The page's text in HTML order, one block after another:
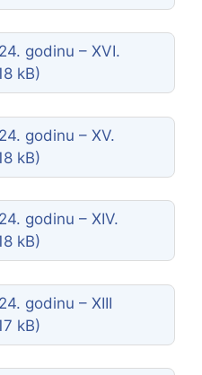
godinu – XVI.
godinu – XV.
godinu – XIV.
godinu – XIII